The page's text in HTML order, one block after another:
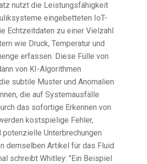
nutzt die Leistungsfähigkeit
eingebetteten IoT-
Echtzeitdaten zu einer Vielzahl
wie Druck, Temperatur und
erfassen. Diese Fülle von
von KI-Algorithmen
subtile Muster und Anomalien
die auf Systemausfälle
das sofortige Erkennen von
kostspielige Fehler,
potenzielle Unterbrechungen
demselben Artikel für das Fluid
schreibt Whitley: "Ein Beispiel